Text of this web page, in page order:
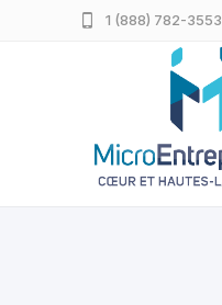
1 (888) 782-3553